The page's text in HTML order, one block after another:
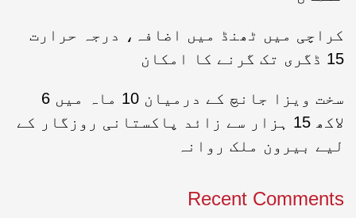
کراچی میں ٹھنڈ میں اضافہ، درجہ حرارت
15 ڈگری تک گرنے کا امکان
سخت ویزا جانچ کے درمیان 10 ماہ میں 6
لاکھ 15 ہزار سے زائد پاکستانی روزگار کے
لیے بیرون ملک روانہ
Recent Comments